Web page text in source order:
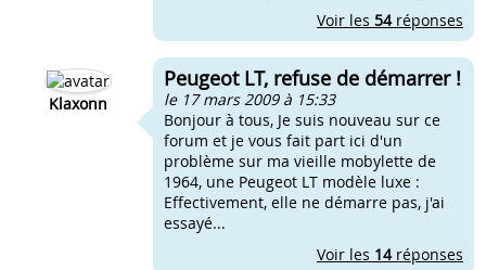
Voir les 54réponses
Klaxonn
Peugeot LT, refuse de démarrer !
le 17 mars 2009 à 15:33
Bonjour à tous, Je suis nouveau sur ce
forum et je vous fait part ici d'un
problème sur ma vieille mobylette de
1964, une Peugeot LT modèle luxe :
Effectivement, elle ne démarre pas, j'ai
essayé...
Voir les 14réponses